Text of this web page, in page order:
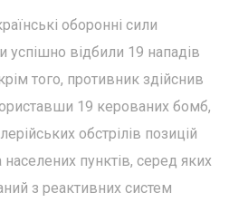
оборонні сили
успішно відбили 19 нападів
того, противник здійснив
19 керованих бомб,
обстрілів позицій
пунктів, серед яких
з реактивних систем